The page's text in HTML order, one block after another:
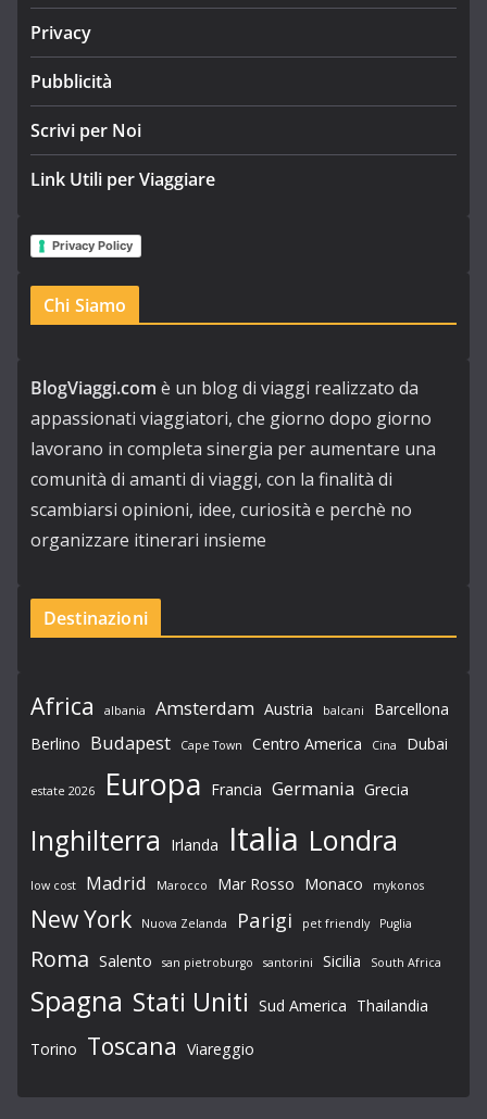
Privacy
Pubblicità
Scrivi per Noi
Link Utili per Viaggiare
Privacy Policy
Chi Siamo
BlogViaggi.com è un blog di viaggi realizzato da
appassionati viaggiatori, che giorno dopo giorno
lavorano in completa sinergia per aumentare una
comunità di amanti di viaggi, con la finalità di
scambiarsi opinioni, idee, curiosità e perchè no
organizzare itinerari insieme
Destinazioni
Africa albania Amsterdam Austria balcani
Barcellona
Berlino Budapest Cape Town Centro America Cina Dubai
estate 2026 Europa Francia Germania Grecia
Inghilterra Irlanda Italia Londra
low cost Madrid Marocco Mar Rosso Monaco mykonos
New York Nuova Zelanda Parigi pet friendly Puglia
Roma Salento san pietroburgo santorini Sicilia South Africa
Spagna Stati Uniti Sud America Thailandia
Torino Toscana Viareggio